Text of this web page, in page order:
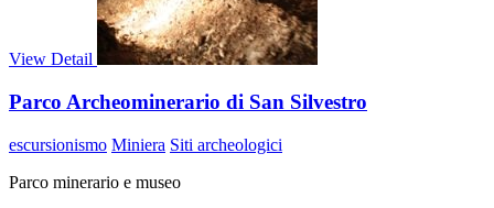
View Detail
Parco Archeominerario di San Silvestro
escursionismo Miniera Siti archeologici
Parco minerario e museo